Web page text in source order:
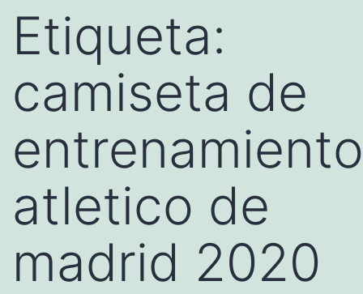
Etiqueta:
camiseta de
entrenamiento
atletico de
madrid 2020